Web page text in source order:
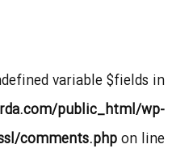
variable $fields in
public_html/wp-
comments.phpon line